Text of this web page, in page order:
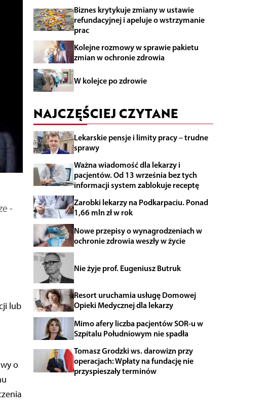
-
lub
o
Biznes krytykuje zmiany w ustawie
refundacyjnej i apeluje o wstrzymanie
prac
Kolejne rozmowy w sprawie pakietu
zmian w ochronie zdrowia
W kolejce po zdrowie
NAJCZĘŚCIEJ CZYTANE
Lekarskie pensje i limity pracy – trudne
sprawy
Ważna wiadomość dla lekarzy i
pacjentów. Od 13 września bez tych
informacji system zablokuje receptę
Zarobki lekarzy na Podkarpaciu. Ponad
1,66 mln zł w rok
Nowe przepisy o wynagrodzeniach w
ochronie zdrowia weszły w życie
Nie żyje prof. Eugeniusz Butruk
Resort uruchamia usługę Domowej
Opieki Medycznej dla lekarzy
Mimo afery liczba pacjentów SOR-u w
Szpitalu Południowym nie spadła
Tomasz Grodzki ws. darowizn przy
operacjach: Wpłaty na fundację nie
przyspieszały terminów